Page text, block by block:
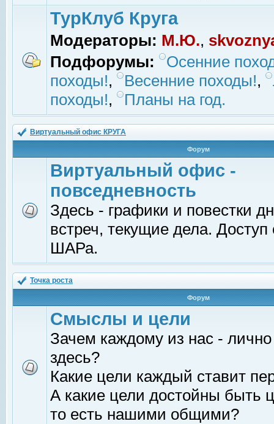
ТурКлуб Круга
Модераторы: М.Ю.,
Подфорумы:
Осенние
походы!, Весенние походы!,
походы!, Планы на год.
Виртуальный офис КРУГА
Форум
Виртуальный офис -
повседневность
Здесь - графики и повестки
встреч, текущие дела.
ШАРа.
Точка роста
Форум
Смыслы и цели
Зачем каждому из нас -
здесь?
Какие цели каждый ставит
А какие цели достойны быть
то есть нашими общими?